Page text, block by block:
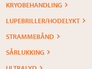
KRYOBEHANDLING
LUPEBRILLER/HODELYKT
STRAMMEBÅND
SÅRLUKKING